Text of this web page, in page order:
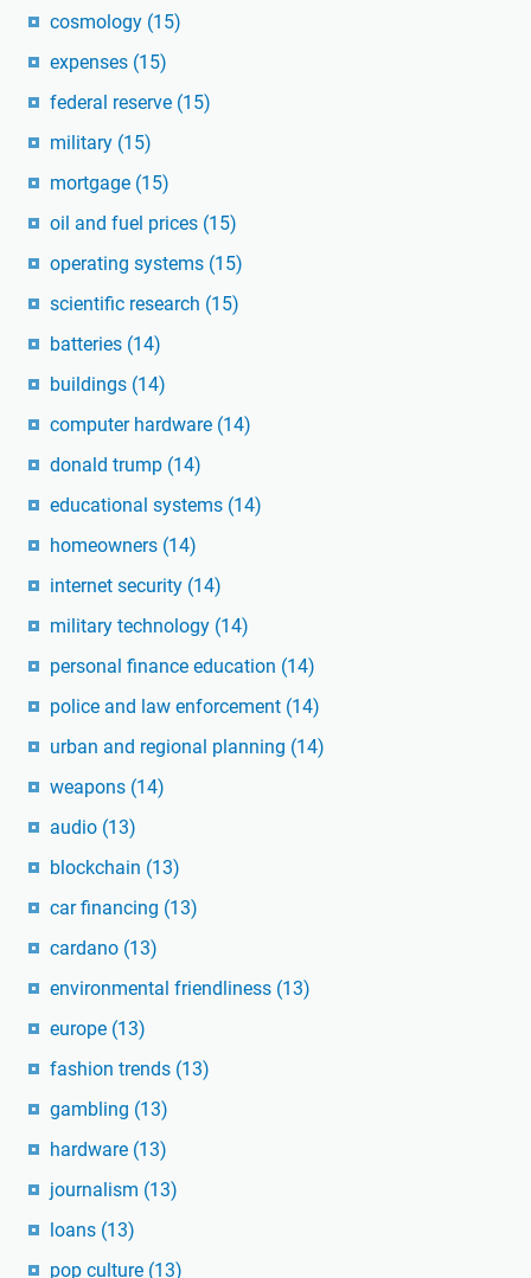
cosmology (15)
expenses (15)
federal reserve (15)
military (15)
mortgage (15)
oil and fuel prices (15)
operating systems (15)
scientific research (15)
batteries (14)
buildings (14)
computer hardware (14)
donald trump (14)
educational systems (14)
homeowners (14)
internet security (14)
military technology (14)
personal finance education (14)
police and law enforcement (14)
urban and regional planning (14)
weapons (14)
audio (13)
blockchain (13)
car financing (13)
cardano (13)
environmental friendliness (13)
europe (13)
fashion trends (13)
gambling (13)
hardware (13)
journalism (13)
loans (13)
pop culture (13)